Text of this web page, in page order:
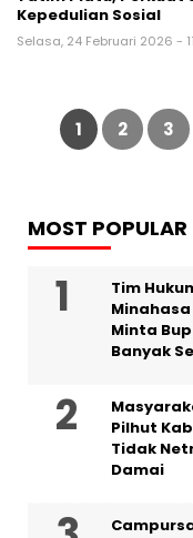
Kepedulian Sosial
Selasa, 24 Februari 2026 -
Paginasi
pos
1 2 3
MOST POPULAR
Tim
Minta
Banyak
Pilhut
Tidak
Damai